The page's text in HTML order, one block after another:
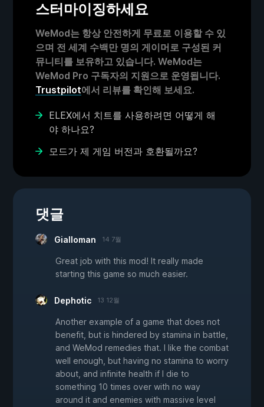
스터마이징하세요
WeMod는 항상 안전하게 무료로 이용할 수 있
으며 전 세계 수백만 명의 게이머로 구성된 커
뮤니티를 보유하고 있습니다. WeMod는
WeMod Pro 구독자의 지원으로 운영됩니다.
Trustpilot에서 리뷰를 확인해 보세요.
ELEX에서 치트를 사용하려면 어떻게 해
야 하나요?
모드가 제 게임 버전과 호환될까요?
댓글
Gialloman 14 7월
Great job with this mod! It really made
starting this game so much easier.
Dephotic 13 12월
Another example of a game that does not
benefit, but is hindered by stamina in battle,
and WeMod remedies that. I like the combat
well enough, but having no stamina to worry
about, and infinite health if I die to
something 10 times over with no way
around it and enemies with massive level